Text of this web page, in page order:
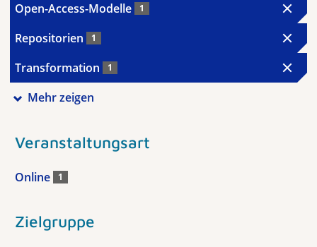
Open-Access-Modelle 1
Repositorien 1
Transformation 1
Mehr zeigen
Veranstaltungsart
Online 1
Zielgruppe